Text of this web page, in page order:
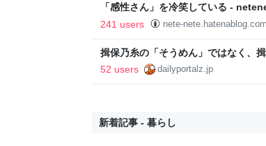
「感性さん」を冷笑している -
241 users
nete-nete.hatenablog.com
揖保乃糸の「そうめん」ではなく、
52 users
dailyportalz.jp
新着記事 - 暮らし